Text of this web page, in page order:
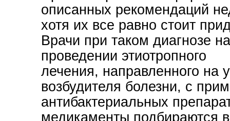
описанных рекомендаций
хотя их все равно стоит
Врачи при таком диагнозе
проведении этиотропного
лечения, направленного на
возбудителя болезни, с
антибактериальных
медикаменты подбираются в